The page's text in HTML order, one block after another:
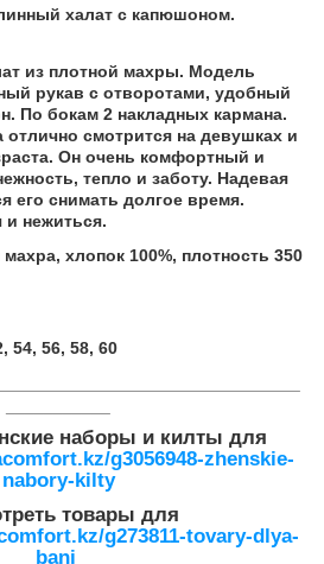
халат с капюшоном.
из плотной махры. Модель
рукав с отворотами, удобный
По бокам 2 накладных кармана.
отлично смотрится на девушках и
Он очень комфортный и
тепло и заботу. Надевая
его снимать долгое время.
и нежиться.
хлопок 100%, плотность 350
54, 56, 58, 60
наборы и килты для
g3056948-zhenskie-
nabory-kilty
товары для
g273811-tovary-dlya-
bani